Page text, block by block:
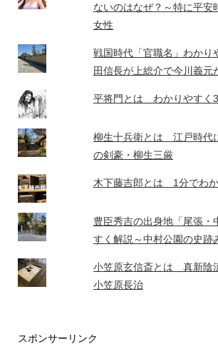
ないのはなぜ？～特に平安
女性
戦国時代「官職名」わかり
田信長が上総介で今川義元
平将門とは わかりやすく
柳生十兵衛とは 江戸時代
の剣豪・柳生三厳
木下藤吉郎とは 1分でわ
豊臣秀吉の出身地「尾張・
すく解説～中村公園の史跡
小笠原玄信斎とは 真新陰
小笠原長治
スポンサーリンク